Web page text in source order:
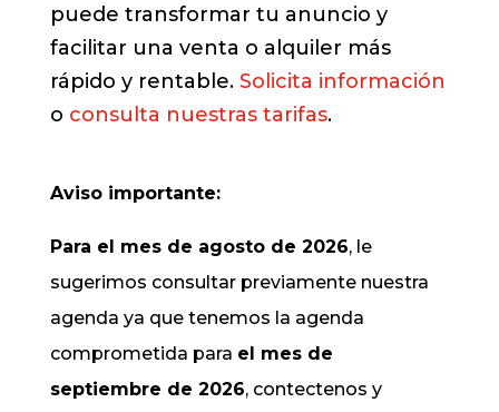
puede transformar tu anuncio y
facilitar una venta o alquiler más
rápido y rentable. Solicita información
o consulta nuestras tarifas.
Aviso importante:
Para el mes de agosto de 2026, le
sugerimos consultar previamente nuestra
agenda ya que tenemos la agenda
comprometida para el mes de
septiembre de 2026, contectenos y